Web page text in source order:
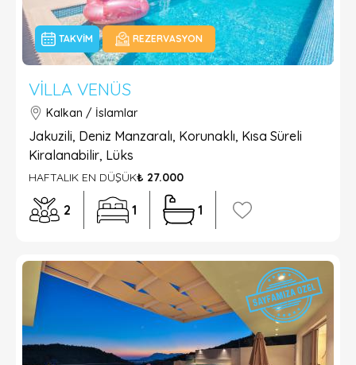
TAKVIM REZERVASYON
VILLA VENÜS
Kalkan / İslamlar
Jakuzili, Deniz Manzaralı, Korunaklı, Kısa Süreli
Kiralanabilir, Lüks
HAFTALIK EN DÜŞÜK₺ 27.000
2 1 1